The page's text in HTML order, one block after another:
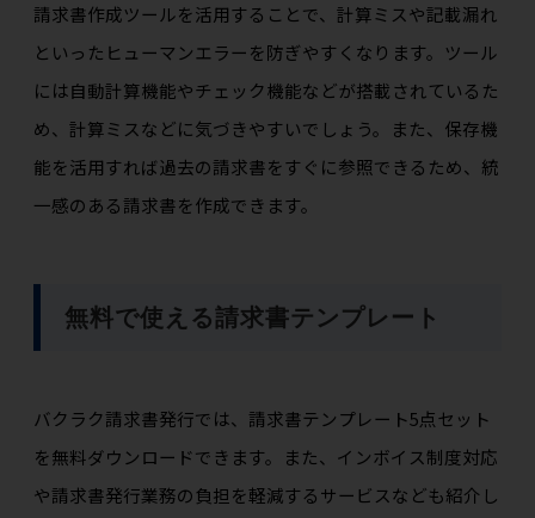
請求書作成ツールを活用することで、計算ミスや記載漏れ
といったヒューマンエラーを防ぎやすくなります。ツール
には自動計算機能やチェック機能などが搭載されているた
め、計算ミスなどに気づきやすいでしょう。また、保存機
能を活用すれば過去の請求書をすぐに参照できるため、統
一感のある請求書を作成できます。
無料で使える請求書テンプレート
バクラク請求書発行では、請求書テンプレート5点セット
を無料ダウンロードできます。また、インボイス制度対応
や請求書発行業務の負担を軽減するサービスなども紹介し